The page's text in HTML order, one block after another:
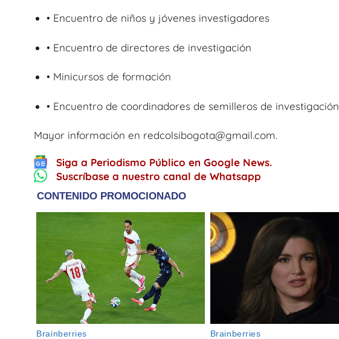
• Encuentro de niños y jóvenes investigadores
• Encuentro de directores de investigación
• Minicursos de formación
• Encuentro de coordinadores de semilleros de investigación
Mayor información en redcolsibogota@gmail.com.
Siga a Periodismo Público en Google News.
Suscríbase a nuestro canal de Whatsapp